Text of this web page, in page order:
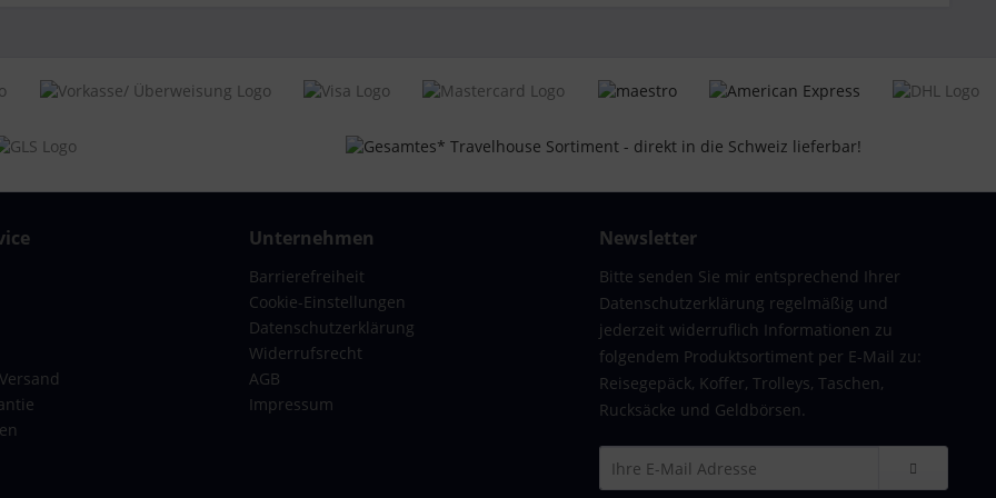
T1169
Erwachsene
Zahlenschloss
London Handgepäck Koffer L Grau 75 x 48 x 26 cm | Polycarbonat-Hartschale |
Unternehmen
Barrierefreiheit
Cookie-Einstellungen
Datenschutzerklärung
Widerrufsrecht
AGB
Impressum
Newsletter
Bitte senden Sie mir entsprechend Ihrer
Datenschutzerklärung regelmäßig und
jederzeit widerruflich Informationen zu
folgendem Produktsortiment per E-Mail zu:
Reisegepäck, Koffer, Trolleys, Taschen,
Rucksäcke und Geldbörsen.